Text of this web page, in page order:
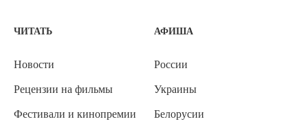
ЧИТАТЬ
Новости
Рецензии на фильмы
Фестивали и кинопремии
АФИША
России
Украины
Белорусии